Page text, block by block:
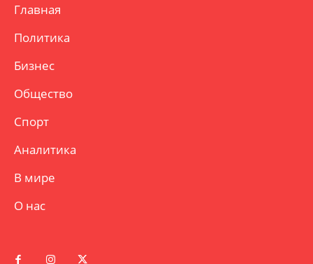
Главная
Политика
Бизнес
Общество
Спорт
Аналитика
В мире
О нас